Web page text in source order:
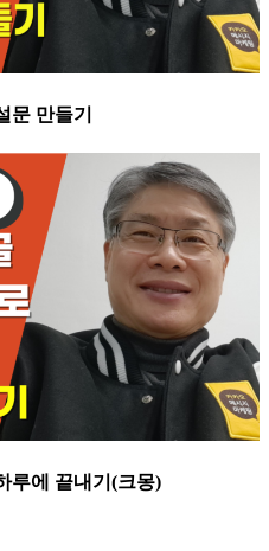
문 만들기
루에 끝내기(크몽)